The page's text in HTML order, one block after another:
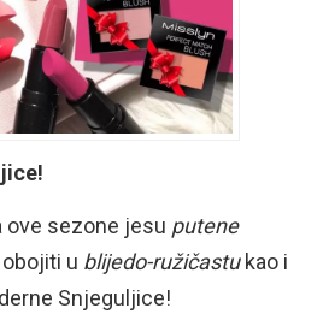
ove sezone jesu putene
u blijedo-ružičastukao i
Snjeguljice!